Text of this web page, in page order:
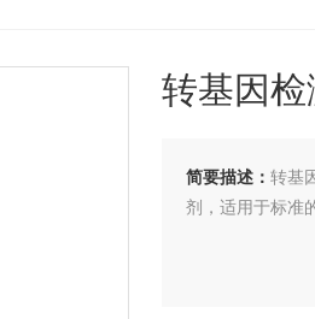
转基因检
简要描述： 转基
剂，适用于标准